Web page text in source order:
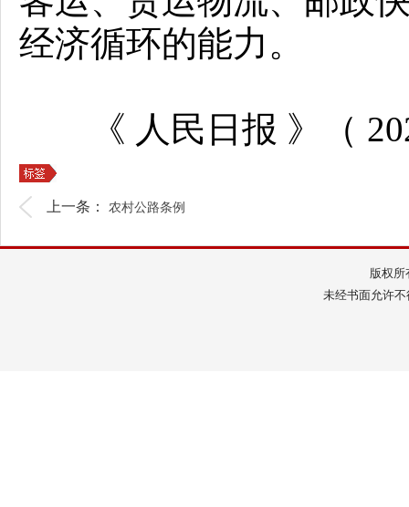
经济循环的能力。
《 人民日报 》（
上一条： 农村公路条例
版权
未经书面允许